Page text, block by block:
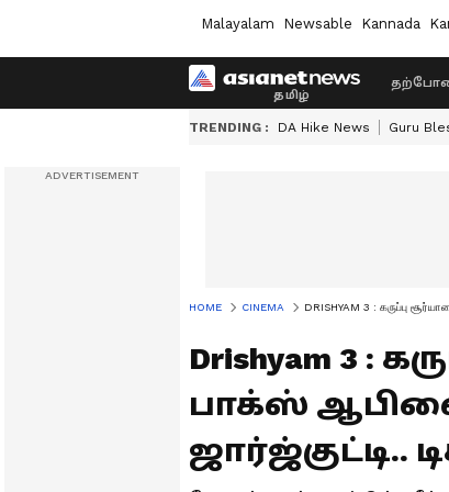
Malayalam Newsable Kannada
TRENDING : DA Hike News Guru
HOME CINEMA DRISHYAM 3 : கருப்பு
Drishyam 3 :
பாக்ஸ்
ஜார்ஜ்குட்டி..